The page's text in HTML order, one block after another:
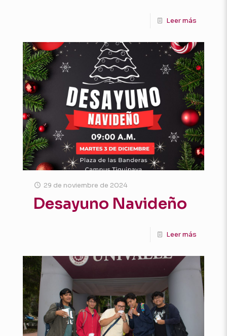
Leer más
29 de noviembre de 2024
Desayuno Navideño
Leer más